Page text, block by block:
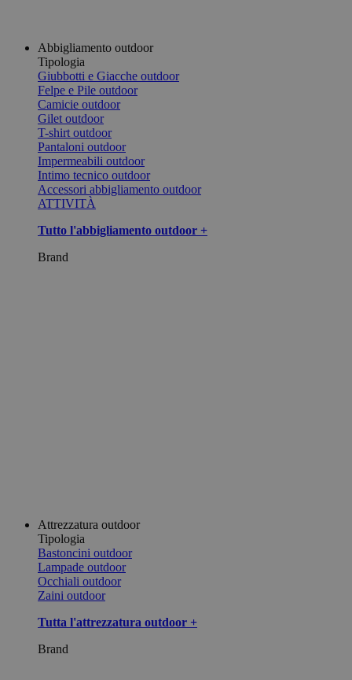
Abbigliamento outdoor
Tipologia
Giubbotti e Giacche outdoor
Felpe e Pile outdoor
Camicie outdoor
Gilet outdoor
T-shirt outdoor
Pantaloni outdoor
Impermeabili outdoor
Intimo tecnico outdoor
Accessori abbigliamento outdoor
ATTIVITÀ
Tutto l'abbigliamento outdoor +
Brand
Attrezzatura outdoor
Tipologia
Bastoncini outdoor
Lampade outdoor
Occhiali outdoor
Zaini outdoor
Tutta l'attrezzatura outdoor +
Brand